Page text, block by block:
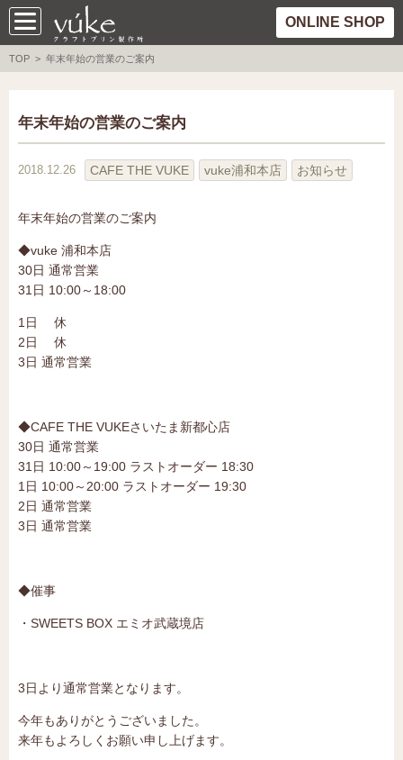
ONLINE SHOP
TOP > 年末年始の営業のご案内
年末年始の営業のご案内
2018.12.26 CAFE THE VUKE vuke浦和本店 お知らせ
年末年始の営業のご案内
◆vuke 浦和本店
30日 通常営業
31日 10:00～18:00
1日 休
2日 休
3日 通常営業
◆CAFE THE VUKEさいたま新都心店
30日 通常営業
31日 10:00～19:00 ラストオーダー 18:30
1日 10:00～20:00 ラストオーダー 19:30
2日 通常営業
3日 通常営業
◆催事
・SWEETS BOX エミオ武蔵境店
3日より通常営業となります。
今年もありがとうございました。
来年もよろしくお願い申し上げます。